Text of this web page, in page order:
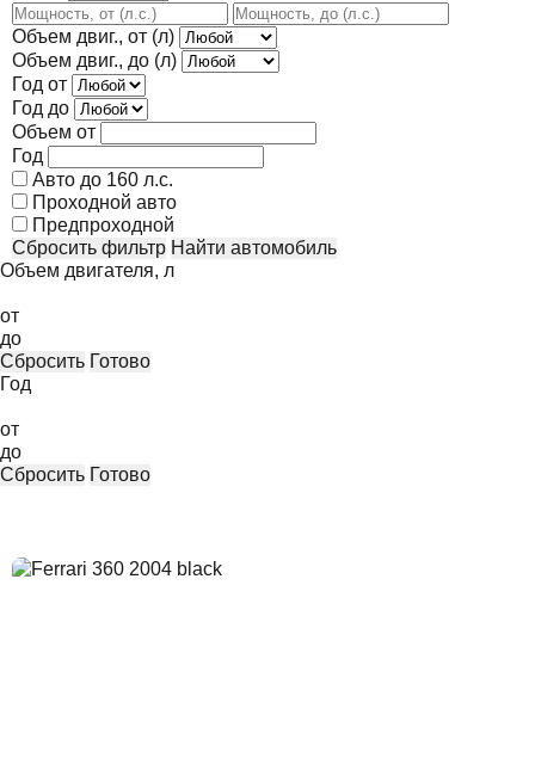
Объем двиг., от (л)
Объем двиг., до (л)
Год от
Год до
Объем от
Год
Авто до 160 л.с.
Проходной авто
Предпроходной
Сбросить фильтр
Найти автомобиль
Объем двигателя, л
от
до
Сбросить Готово
Год
от
до
Сбросить Готово